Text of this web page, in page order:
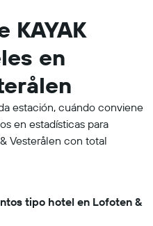
KAYAK
en
estación, cuándo conviene
en estadísticas para
Vesterålen con total
tipo hotel en Lofoten &